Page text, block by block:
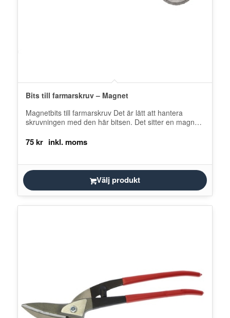
Bits till farmarskruv – Magnet
Magnetbits till farmarskruv Det är lätt att hantera
skruvningen med den här bitsen. Det sitter en magnet
75kr
Välj produkt